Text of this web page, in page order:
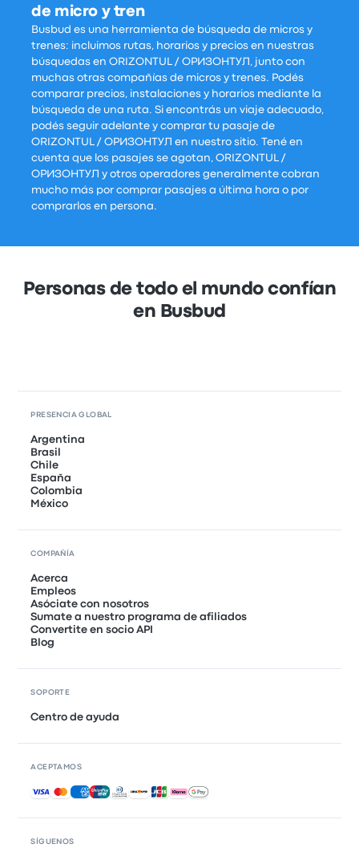
de micro y tren
Busbud es una herramienta de búsqueda de micros y
trenes: incluimos rutas, horarios y precios en nuestras
búsquedas en ORIZONTUL / ОРИЗОНТУЛ, junto con
muchas otras compañías de micros y trenes. Podés
comparar precios, instalaciones y horarios mediante la
búsqueda de una ruta. Si encontrás un viaje adecuado,
podés seguir adelante y comprar tu pasaje de
ORIZONTUL / ОРИЗОНТУЛ en nuestro sitio. Tené en
cuenta que los pasajes se agotan, ORIZONTUL /
ОРИЗОНТУЛ y otros operadores generalmente cobran
mucho más por comprar pasajes a última hora o por
comprarlos en persona.
Personas de todo el mundo confían
en Busbud
SÍGUENOS
PRESENCIA GLOBAL
Argentina
Brasil
Chile
España
Colombia
México
COMPAÑÍA
Acerca
Empleos
Asóciate con nosotros
Sumate a nuestro programa de afiliados
Convertite en socio API
Blog
SOPORTE
Centro de ayuda
ACEPTAMOS
Pagos aceptados